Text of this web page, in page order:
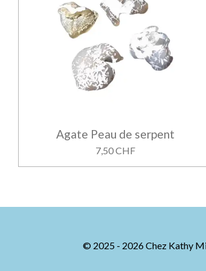
Agate Peau de serpent
7,50 CHF
© 2025 - 2026 Chez Kathy